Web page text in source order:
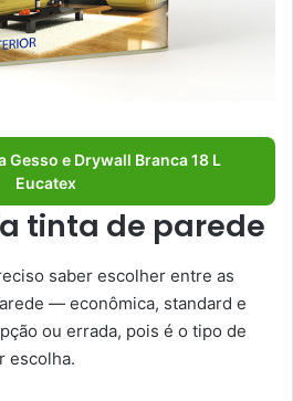
Gesso e Drywall Branca 18 L
Eucatex
tinta de parede
saber escolher entre as
— econômica, standard e
ou errada, pois é o tipo de
escolha.